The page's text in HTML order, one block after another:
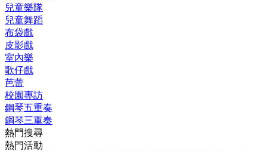
兒童樂隊
兒童舞蹈
布袋戲
皮影戲
室內樂
歌仔戲
芭蕾
校園專訪
鋼琴五重奏
鋼琴三重奏
熱門搜尋
熱門活動